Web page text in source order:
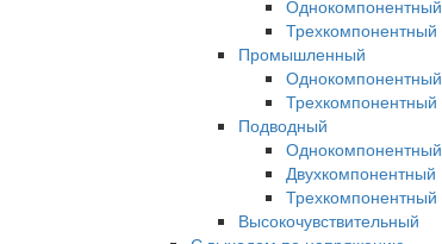
Однокомпонентный
Трехкомпонентный
Промышленный
Однокомпонентный
Трехкомпонентный
Подводный
Однокомпонентный
Двухкомпонентный
Трехкомпонентный
Высокочувствительный